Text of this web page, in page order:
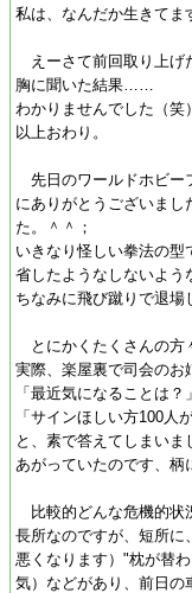
私は、なんだか生きてま
えーさて前回取り上げ
胸に聞いた結果……
わかりませんでした（笑）
以上おわり。
先日のワールドホビー
にありがとうございま
た。＾＾；
いきなり怪しい拳法の型
省したようなしないよ
ちなみに飛び蹴りで退場
とにかくたくさんの方
実際、楽屋裏で司会の
「最近気になることは？
「サインほしい方100人
と、素で答えてしまいま
あがっていたのです、
比較的どんな危機的状
長所なのですが、短所に
悪くなります）"枕が替
気）などがあり、前日の